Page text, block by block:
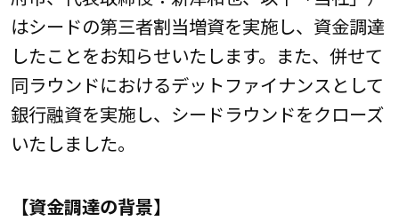
はシードの第三者割当増資を実施し、資金調達
したことをお知らせいたします。また、併せて
同ラウンドにおけるデットファイナンスとして
銀行融資を実施し、シードラウンドをクローズ
いたしました。
【資金調達の背景】